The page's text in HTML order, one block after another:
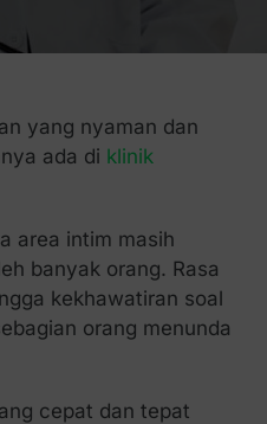
yang nyaman dan
ada di klinik
area intim masih
banyak orang. Rasa
kekhawatiran soal
orang menunda
cepat dan tepat